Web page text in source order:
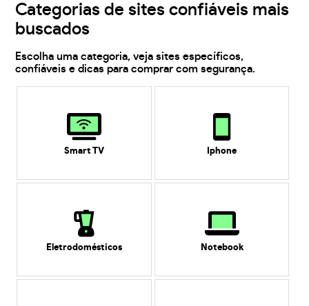
Categorias de sites confiáveis mais
buscados
Escolha uma categoria, veja sites específicos,
confiáveis e dicas para comprar com segurança.
Smart TV Iphone
Eletrodomésticos Notebook